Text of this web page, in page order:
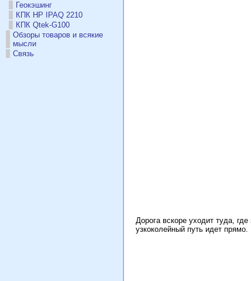
Геокэшинг
КПК HP IPAQ 2210
КПК Qtek-G100
Обзоры товаров и всякие
мысли
Связь
Дорога вскоре уходит туда,
узкоколейный путь идет прямо.